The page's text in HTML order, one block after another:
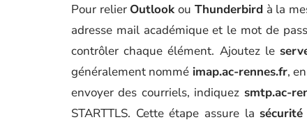
Pour relier Outlook ou Thunderbird à la
adresse mail académique et le mot de
contrôler chaque élément. Ajoutez le
généralement nommé imap.ac-rennes.fr,
envoyer des courriels, indiquez smtp.ac-
STARTTLS. Cette étape assure la